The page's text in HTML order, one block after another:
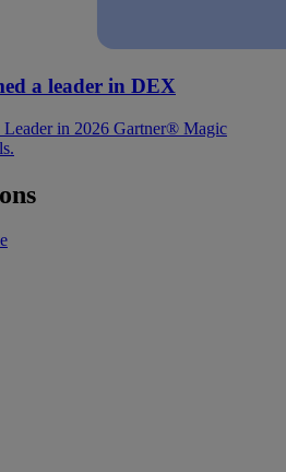
a leader in DEX
Leader in 2026 Gartner® Magic